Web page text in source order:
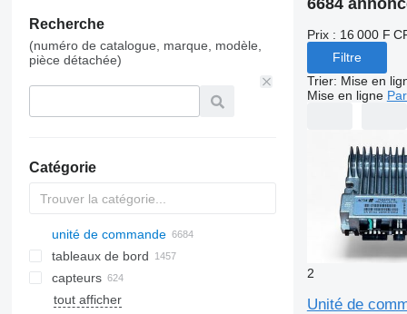
Recherche
(numéro de catalogue, marque, modèle,
pièce détachée)
Catégorie
unité de commande
tableaux de bord
capteurs
tout afficher
6684
Prix : 16 000 F
Filtre
Trier: Mise en
Mise en ligne
2
Unité de